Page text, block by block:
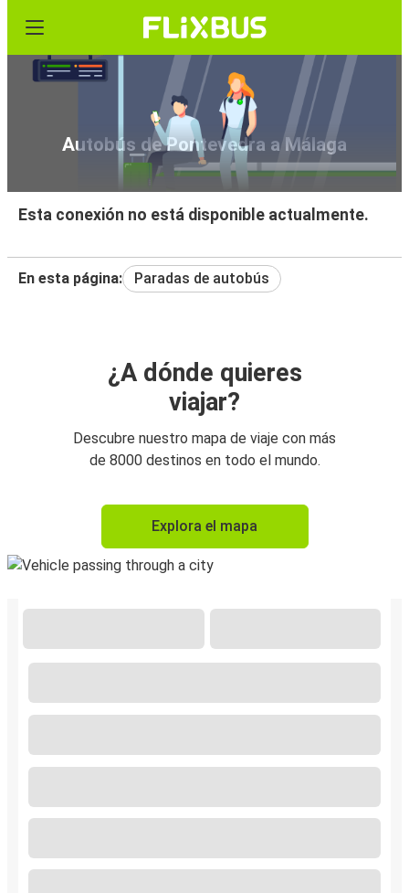
Autobús de Pontevedra a Málaga
Esta conexión no está disponible actualmente.
En esta página: Paradas de autobús
¿A dónde quieres
viajar?
Descubre nuestro mapa de viaje con más
de 8000 destinos en todo el mundo.
Explora el mapa